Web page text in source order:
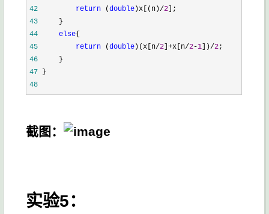
42
return (double )x[(n)/2
43
44
else
45
return (double )(x[n/2 ]+x[n/2-1 ])/2
46
47
48
截图：
实验5：